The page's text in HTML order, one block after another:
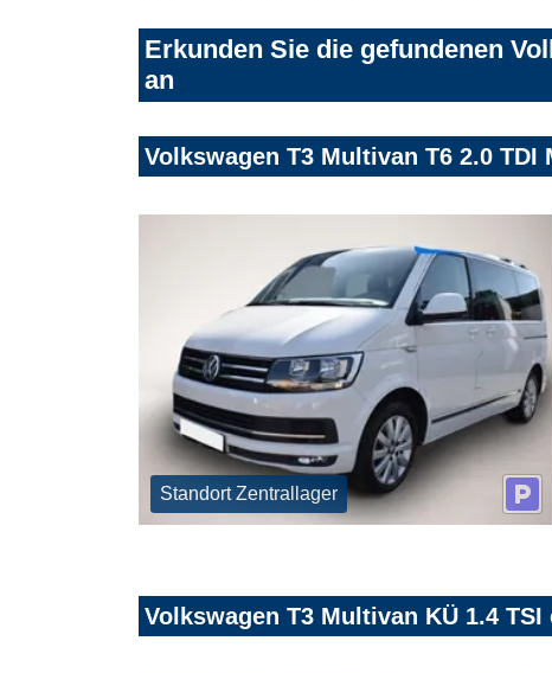
Erkunden Sie die gefundenen
an
Volkswagen T3 Multivan T6 2.0
Standort Zentrallager
Volkswagen T3 Multivan KÜ 1.4